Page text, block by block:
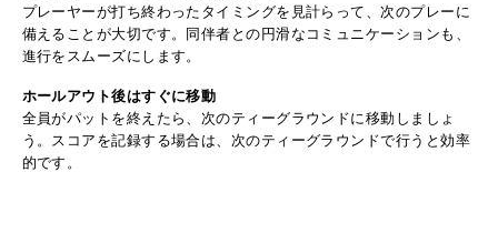
プレーヤーが打ち終わったタイミングを見計らって、次のプレーに
備えることが大切です。同伴者との円滑なコミュニケーションも、
進行をスムーズにします。
ホールアウト後はすぐに移動
全員がパットを終えたら、次のティーグラウンドに移動しましょ
う。スコアを記録する場合は、次のティーグラウンドで行うと効率
的です。